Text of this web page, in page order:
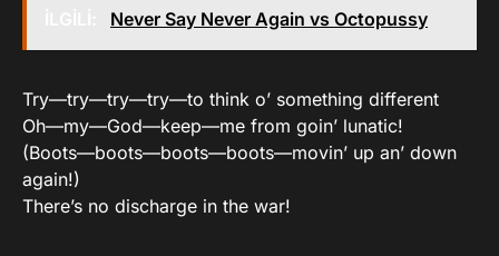
Never Say Never Again vs Octopussy
Try—try—try—try—to think o’ something different
Oh—my—God—keep—me from goin’ lunatic!
(Boots—boots—boots—boots—movin’ up an’ down
again!)
There’s no discharge in the war!